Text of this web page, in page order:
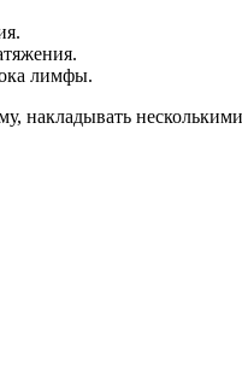
лимфы.
накладывать